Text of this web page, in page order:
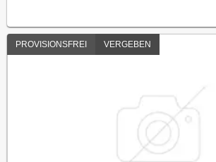
PROVISIONSFREI VERGEBEN